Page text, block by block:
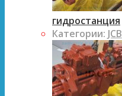
гидростанция
Категории: JCB